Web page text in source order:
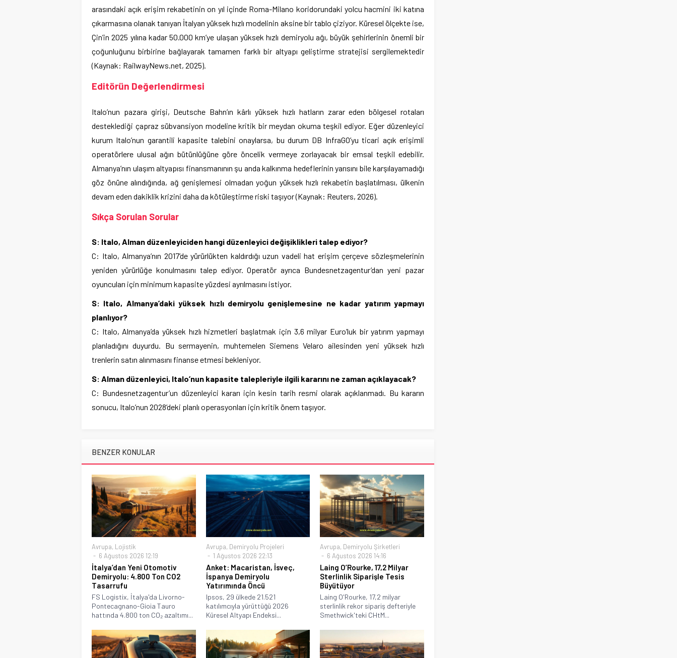
arasındaki açık erişim rekabetinin on yıl içinde Roma-Milano koridorundaki yolcu hacmini iki katına
çıkarmasına olanak tanıyan İtalyan yüksek hızlı modelinin aksine bir tablo çiziyor. Küresel ölçekte ise,
Çin’in 2025 yılına kadar 50.000 km’ye ulaşan yüksek hızlı demiryolu ağı, büyük şehirlerinin önemli bir
çoğunluğunu birbirine bağlayarak tamamen farklı bir altyapı geliştirme stratejisi sergilemektedir
(Kaynak: RailwayNews.net, 2025).
Editörün Değerlendirmesi
Italo’nun pazara girişi, Deutsche Bahn’ın kârlı yüksek hızlı hatların zarar eden bölgesel rotaları
desteklediği çapraz sübvansiyon modeline kritik bir meydan okuma teşkil ediyor. Eğer düzenleyici
kurum Italo’nun garantili kapasite talebini onaylarsa, bu durum DB InfraGO’yu ticari açık erişimli
operatörlere ulusal ağın bütünlüğüne göre öncelik vermeye zorlayacak bir emsal teşkil edebilir.
Almanya’nın ulaşım altyapısı finansmanının şu anda kalkınma hedeflerinin yarısını bile karşılayamadığı
göz önüne alındığında, ağ genişlemesi olmadan yoğun yüksek hızlı rekabetin başlatılması, ülkenin
devam eden dakiklik krizini daha da kötüleştirme riski taşıyor (Kaynak: Reuters, 2026).
Sıkça Sorulan Sorular
S: Italo, Alman düzenleyiciden hangi düzenleyici değişiklikleri talep ediyor?
C: Italo, Almanya’nın 2017’de yürürlükten kaldırdığı uzun vadeli hat erişim çerçeve sözleşmelerinin
yeniden yürürlüğe konulmasını talep ediyor. Operatör ayrıca Bundesnetzagentur’dan yeni pazar
oyuncuları için minimum kapasite yüzdesi ayrılmasını istiyor.
S: Italo, Almanya’daki yüksek hızlı demiryolu genişlemesine ne kadar yatırım yapmayı
planlıyor?
C: Italo, Almanya’da yüksek hızlı hizmetleri başlatmak için 3,6 milyar Euro’luk bir yatırım yapmayı
planladığını duyurdu. Bu sermayenin, muhtemelen Siemens Velaro ailesinden yeni yüksek hızlı
trenlerin satın alınmasını finanse etmesi bekleniyor.
S: Alman düzenleyici, Italo’nun kapasite talepleriyle ilgili kararını ne zaman açıklayacak?
C: Bundesnetzagentur’un düzenleyici kararı için kesin tarih resmi olarak açıklanmadı. Bu kararın
sonucu, Italo’nun 2028’deki planlı operasyonları için kritik önem taşıyor.
BENZER KONULAR
Avrupa, Lojistik
6 Ağustos 2026 12:19
İtalya’dan Yeni Otomotiv
Demiryolu: 4.800 Ton CO2
Tasarrufu
FS Logistix, İtalya'da Livorno-
Pontecagnano-Gioia Tauro
hattında 4.800 ton CO₂ azaltımı...
Avrupa, Demiryolu Projeleri
1 Ağustos 2026 22:13
Anket: Macaristan, İsveç,
İspanya Demiryolu
Yatırımında Öncü
Ipsos, 29 ülkede 21.521
katılımcıyla yürüttüğü 2026
Küresel Altyapı Endeksi...
Avrupa, Demiryolu Şirketleri
6 Ağustos 2026 14:16
Laing O’Rourke, 17,2 Milyar
Sterlinlik Siparişle Tesis
Büyütüyor
Laing O'Rourke, 17,2 milyar
sterlinlik rekor sipariş defteriyle
Smethwick'teki CHtM...